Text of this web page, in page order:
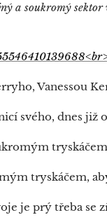
a soukromý
Vanessou
svého, dnes již
tryskáčem,
je prý třeba se